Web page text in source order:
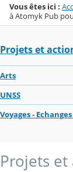
Vous êtes ici :
à Atomyk Pub
Projets et
Arts
UNSS
Voyages -
Projets et